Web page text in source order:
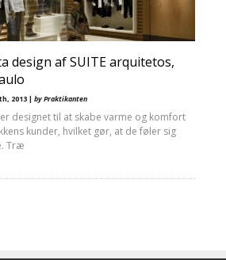
design af SUITE arquitetos,
2013 | by Praktikanten
designet til at skabe varme og komfort
kunder, hvilket gør, at de føler sig
Træ